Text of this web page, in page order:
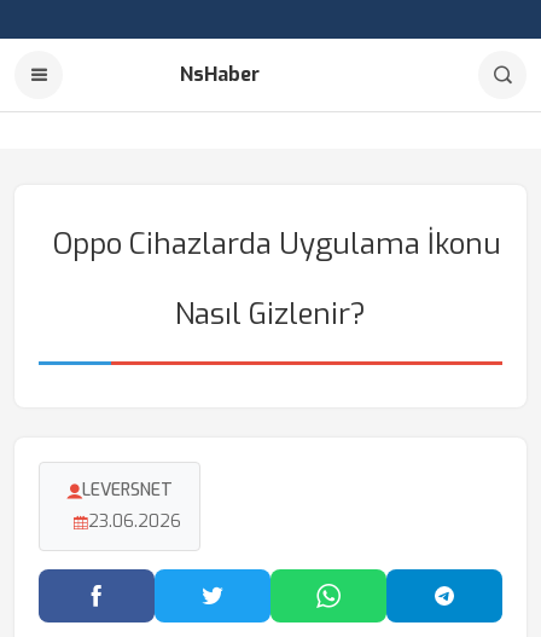
NsHaber
Oppo Cihazlarda Uygulama İkonu
Nasıl Gizlenir?
LEVERSNET
23.06.2026
Facebook'ta PaylaşTwitter'da PaylaşWhatsApp'ta Paylaş